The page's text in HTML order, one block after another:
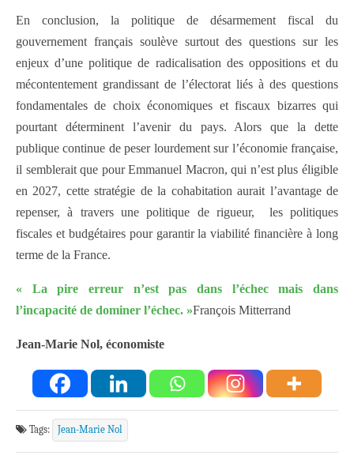
En conclusion, la politique de désarmement fiscal du
gouvernement français soulève surtout des questions sur les
enjeux d’une politique de radicalisation des oppositions et du
mécontentement grandissant de l’électorat liés à des questions
fondamentales de choix économiques et fiscaux bizarres qui
pourtant déterminent l’avenir du pays. Alors que la dette
publique continue de peser lourdement sur l’économie française,
il semblerait que pour Emmanuel Macron, qui n’est plus éligible
en 2027, cette stratégie de la cohabitation aurait l’avantage de
repenser, à travers une politique de rigueur, les politiques
fiscales et budgétaires pour garantir la viabilité financière à long
terme de la France.
« La pire erreur n’est pas dans l’échec mais dans
l’incapacité de dominer l’échec. »François Mitterrand
Jean-Marie Nol, économiste
Tags: Jean-Marie Nol